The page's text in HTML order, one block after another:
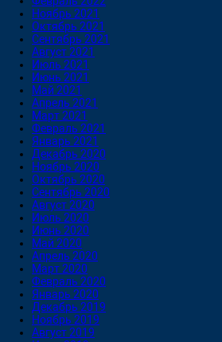
Ноябрь 2021
Октябрь 2021
Сентябрь 2021
Август 2021
Июль 2021
Июнь 2021
Май 2021
Апрель 2021
Март 2021
Февраль 2021
Январь 2021
Декабрь 2020
Ноябрь 2020
Октябрь 2020
Сентябрь 2020
Август 2020
Июль 2020
Июнь 2020
Май 2020
Апрель 2020
Март 2020
Февраль 2020
Январь 2020
Декабрь 2019
Ноябрь 2019
Август 2019